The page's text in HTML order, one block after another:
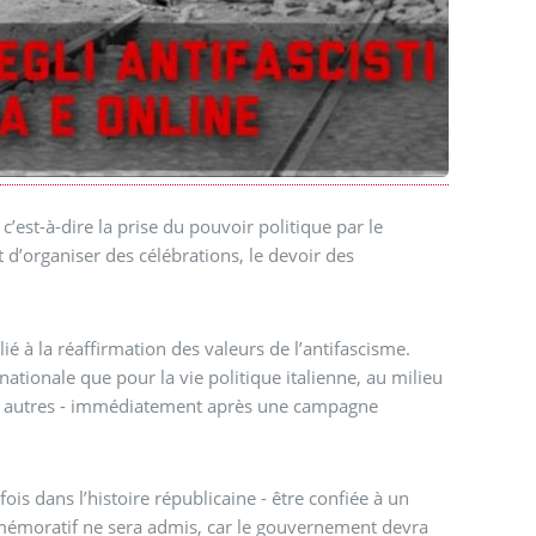
à-dire la prise du pouvoir politique par le
des célébrations, le devoir des
à la réaffirmation des valeurs de l’antifascisme.
que pour la vie politique italienne, au milieu
- immédiatement après une campagne
dans l’histoire républicaine - être confiée à un
ne sera admis, car le gouvernement devra